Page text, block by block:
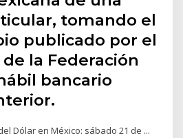
tomando el
publicado por el
la Federación
bancario
Dólar en México: sábado 21 de ...